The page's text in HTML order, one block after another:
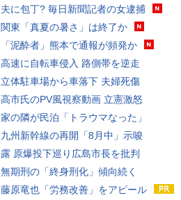
夫に包丁? 毎日新聞記者の女逮捕
関東「真夏の暑さ」は終了か
「泥酔者」熊本で通報が頻発か
高速に自転車侵入 路側帯を逆走
立体駐車場から車落下 夫婦死傷
高市氏のPV風視察動画 立憲激怒
家の隣が民泊「トラウマなった」
九州新幹線の再開「8月中」示唆
露 原爆投下巡り広島市長を批判
無期刑の「終身刑化」傾向続く
藤原竜也「労務改善」をアピール